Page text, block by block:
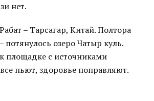
нет.
– Тарсагар, Китай. Полтора
потянулось озеро Чатыр куль.
площадке с источниками
пьют, здоровье поправляют.